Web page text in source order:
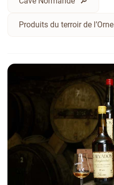
Produits du terroir de l’Orne